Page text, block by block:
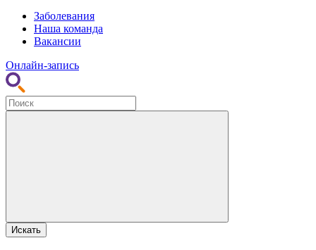
Заболевания
Наша команда
Вакансии
Онлайн-запись
Искать